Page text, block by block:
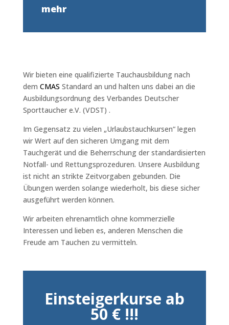
mehr
Wir bieten eine qualifizierte Tauchausbildung nach
dem CMAS Standard an und halten uns dabei an die
Ausbildungsordnung des Verbandes Deutscher
Sporttaucher e.V. (VDST) .
Im Gegensatz zu vielen „Urlaubstauchkursen“ legen
wir Wert auf den sicheren Umgang mit dem
Tauchgerät und die Beherrschung der standardisierten
Notfall- und Rettungsprozeduren. Unsere Ausbildung
ist nicht an strikte Zeitvorgaben gebunden. Die
Übungen werden solange wiederholt, bis diese sicher
ausgeführt werden können.
Wir arbeiten ehrenamtlich ohne kommerzielle
Interessen und lieben es, anderen Menschen die
Freude am Tauchen zu vermitteln.
Einsteigerkurse ab
50 € !!!